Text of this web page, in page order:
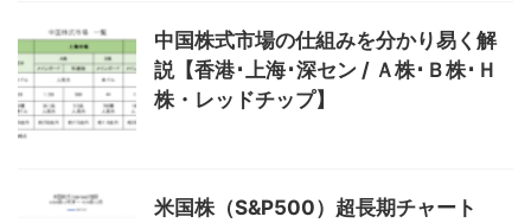
中国株式市場の仕組みを分かり易く解
説【香港･上海･深セン / Ａ株･Ｂ株･Ｈ
株・レッドチップ】
米国株（S&P500）超長期チャート